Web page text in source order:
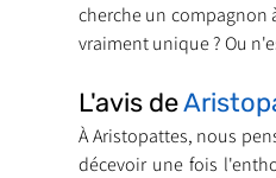
cherche un compagnon
vraiment unique ? Ou
L'avis de
À Aristopattes, nous
décevoir une fois